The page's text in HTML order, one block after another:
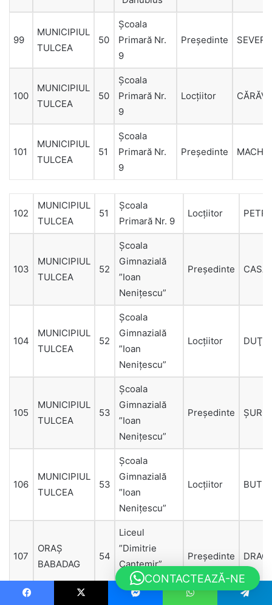
99
MUNICIPIUL
TULCEA
50
Şcoala
Primară Nr.
9
Președinte
100
MUNICIPIUL
TULCEA
50
Şcoala
Primară Nr.
9
Locțiitor
101
MUNICIPIUL
TULCEA
51
Şcoala
Primară Nr.
9
Președinte
102
MUNICIPIUL
TULCEA
51
Şcoala
Primară Nr. 9
Locțiitor
103
MUNICIPIUL
TULCEA
52
Şcoala
Gimnazială
”Ioan
Neniţescu”
Președinte
104
MUNICIPIUL
TULCEA
52
Şcoala
Gimnazială
”Ioan
Neniţescu”
Locțiitor DUŢU
105
MUNICIPIUL
TULCEA
53
Şcoala
Gimnazială
”Ioan
Neniţescu”
Președinte
106
MUNICIPIUL
TULCEA
53
Şcoala
Gimnazială
”Ioan
Neniţescu”
Locțiitor
107
ORAŞ
BABADAG
54
Liceul
”Dimitrie
Cantemir”
Babadag
Președinte
CONTACTEAZĂ-NE